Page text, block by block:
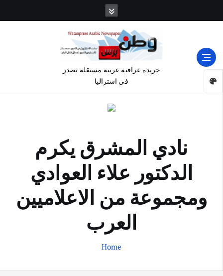
جريدة عراقية عربية مستقلة تصدر
في استراليا
نادي المشرق يكرم
الدكتور علاء العوادي
ومجموعة من الاعلاميين
العرب
Home